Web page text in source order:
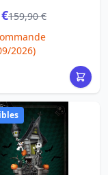
159,90 €
2026)